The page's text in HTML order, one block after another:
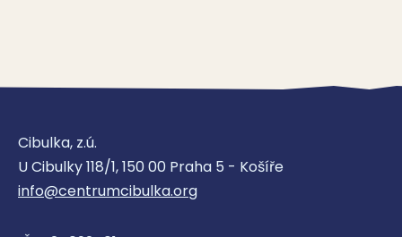
Cibulka, z.ú.
U Cibulky 118/1, 150 00 Praha 5 - Košíře
info@centrumcibulka.org